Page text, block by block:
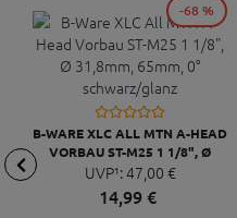
B-WARE XLC ALL MTN A-HEAD
VORBAU ST-M25 1 1/8", Ø
31,8MM, 65MM, 0°
SCHWARZ/GLANZ
UVP¹:47,00 €
14,99 €
-68 %